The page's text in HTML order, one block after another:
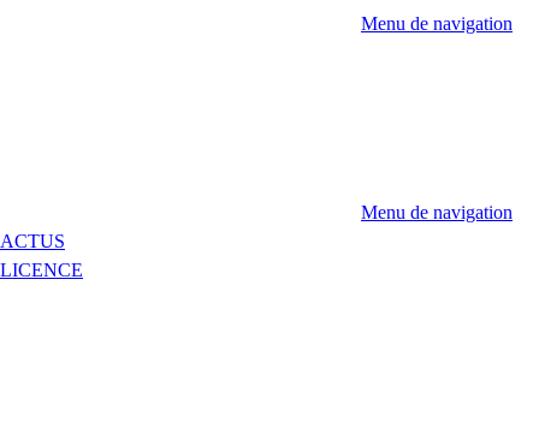
Menu de navigation
Menu de navigation
ACTUS
LICENCE